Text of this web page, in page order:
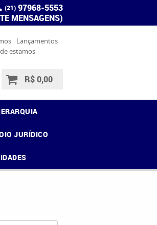
(21) 97968-5553
MENSAGENS)
Lançamentos
estamos
R$ 0,00
JURÍDICO